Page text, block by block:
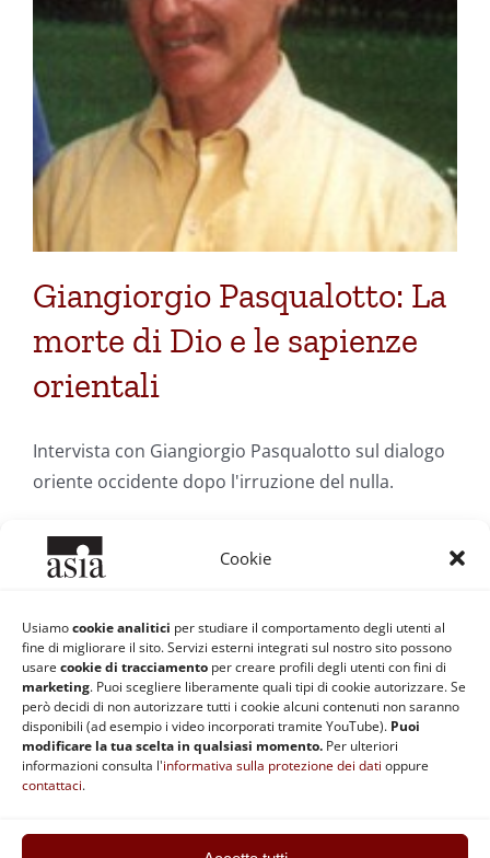
Cookie
Usiamocookie analitici per studiare il comportamento degli utenti al
fine di migliorare il sito. Servizi esterni integrati sul nostro sito possono
usare cookie di tracciamento per creare profili degli utenti con fini di
marketing. Puoi scegliere liberamente quali tipi di cookie autorizzare. Se
però decidi di non autorizzare tutti i cookie alcuni contenuti non saranno
disponibili (ad esempio i video incorporati tramite YouTube). Puoi
modificare la tua scelta in qualsiasi momento. Per ulteriori
informazioni consulta l'informativa sulla protezione dei dati oppure
contattaci.
Giangiorgio Pasqualotto: La
morte di Dio e le sapienze
orientali
Intervista con Giangiorgio Pasqualotto sul dialogo
oriente occidente dopo l'irruzione del nulla.
DiRedazione ASIA 12 Gennaio 2006
Heidegger,meditazione, nichilismo ,Nietzsche,occidente/oriente
Parmenide
,trascendenza
Continua a leggere